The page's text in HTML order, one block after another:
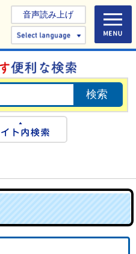
音声読み上げ
Select
検索